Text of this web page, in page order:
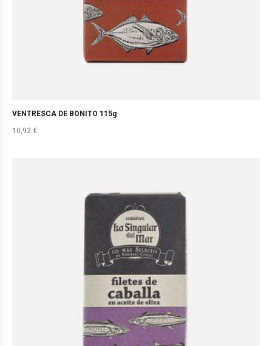
VENTRESCA DE BONITO 115g
10,92 €